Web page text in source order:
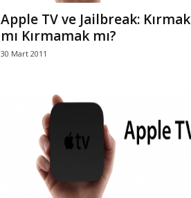
Apple TV ve Jailbreak: Kırmak
mı Kırmamak mı?
30 Mart 2011